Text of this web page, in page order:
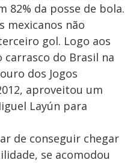
82% da posse de bola.
mexicanos não
gol. Logo aos
do Brasil na
dos Jogos
aproveitou um
Layún para
de conseguir chegar
se acomodou